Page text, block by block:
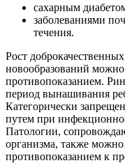
сахарным
заболеваниями
течения.
Рост
новообразований
противопоказанием.
период вынашивания
Категорически
путем при
Патологии,
организма, также
противопоказанием к